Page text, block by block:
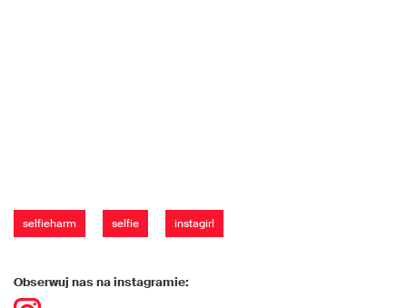
selfieharm selfie instagirl
Obserwuj nas na instagramie: